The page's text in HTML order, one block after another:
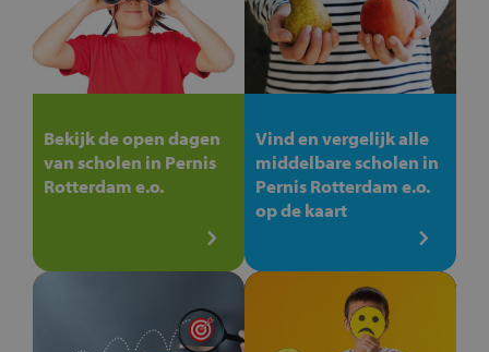
Bekijk de open dagen
van scholen in Pernis
Rotterdam e.o.
Vind en vergelijk alle
middelbare scholen in
Pernis Rotterdam e.o.
op de kaart